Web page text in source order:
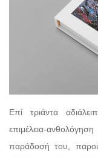
Επί τριάντα
επιμέλεια-
παράδοσή του,